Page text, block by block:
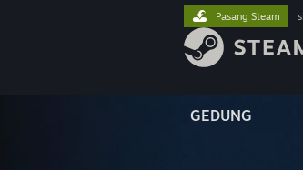
GEDUNG
Pasang Steam